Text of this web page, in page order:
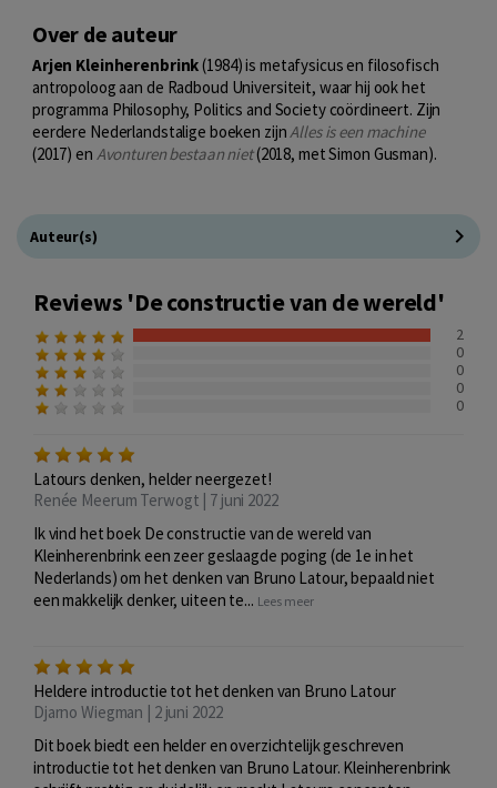
Over de auteur
Arjen Kleinherenbrink(1984) is metafysicus en filosofisch
antropoloog aan de Radboud Universiteit, waar hij ook het
programma Philosophy, Politics and Society coördineert. Zijn
eerdere Nederlandstalige boeken zijnAlles is een machine
(2017) en Avonturen bestaan niet(2018, met Simon Gusman).
Auteur(s)
Reviews 'De constructie van de wereld'
2
0
0
0
0
Latours denken, helder neergezet!
Renée Meerum Terwogt | 7 juni 2022
Ik vind het boek De constructie van de wereld van
Kleinherenbrink een zeer geslaagde poging (de 1e in het
Nederlands) om het denken van Bruno Latour, bepaald niet
een makkelijk denker, uiteen te... Lees meer
Heldere introductie tot het denken van Bruno Latour
Djarno Wiegman | 2 juni 2022
Dit boek biedt een helder en overzichtelijk geschreven
introductie tot het denken van Bruno Latour. Kleinherenbrink